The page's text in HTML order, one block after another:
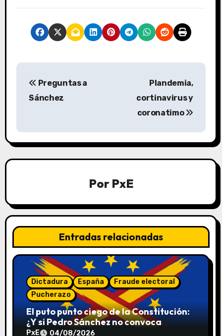
N
e
g
i
ó
n
e
Preguntas a
Sánchez
Plandemia,
cortinavirus y
coronatimo
Por PxE
Entradas relacionadas
Dictadura España
Fraude electoral
Pucherazo
El puto punto ciego de la Constitución:
¿Y si Pedro Sánchez no convoca
elecciones en 2027?
PxE 04/08/2026